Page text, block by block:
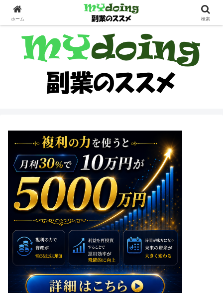
副業界隈
ホーム 検索